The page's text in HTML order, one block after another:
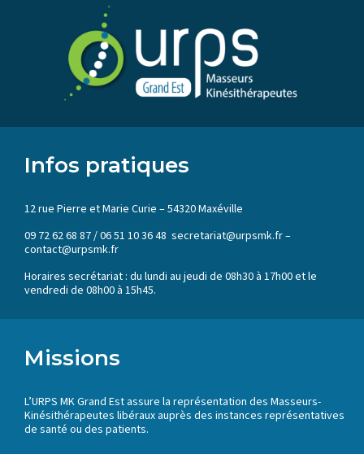
Infos pratiques
12 rue Pierre et Marie Curie – 54320 Maxéville
09 72 62 68 87 / 06 51 10 36 48 secretariat@urpsmk.fr –
contact@urpsmk.fr
Horaires secrétariat : du lundi au jeudi de 08h30 à 17h00 et le
vendredi de 08h00 à 15h45.
Missions
L’URPS MK Grand Est assure la représentation des Masseurs-
Kinésithérapeutes libéraux auprès des instances représentatives
de santé ou des patients.